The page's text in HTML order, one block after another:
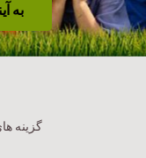
به
گزینه